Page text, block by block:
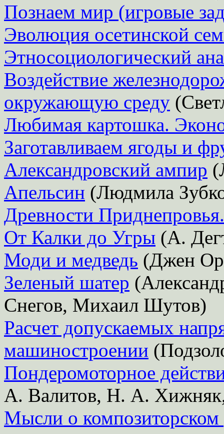
Познаем мир (игровые
Эволюция осетинской
Этносоциологический
Воздействие
окружающую среду
Любимая картошка.
Заготавливаем ягоды и
Александровский ампир
Апельсин (Людмила
Древности
От Калки до Угры (А.
Моди и медведь (Джен
Зеленый шатер
Снегов, Михаил Шутов)
Расчет допускаемых
машиностроении
Пондеромоторное
А. Валитов, Н. А.
Мысли о композиторском